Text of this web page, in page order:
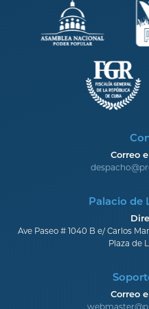
Correo
Palacio de
Ave Paseo # 1040 B e/ Carlos
Plaza de
Correo